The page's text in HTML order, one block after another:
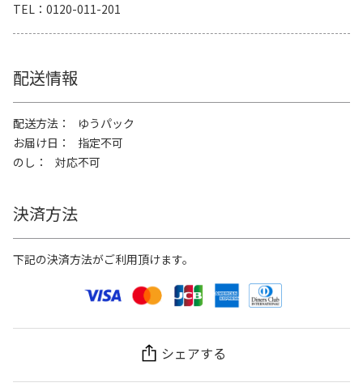
TEL
0120-011-201
配送情報
配送方法
ゆうパック
お届け日
指定不可
のし
対応不可
決済方法
下記の決済方法がご利用頂けます。
シェアする